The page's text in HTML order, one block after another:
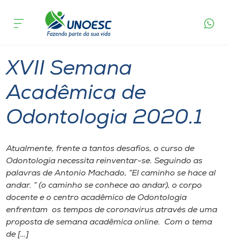
Cursos
Pesquisa
Atendimento ao Estudante
Portal de Ensino
A
Internacionalização
acontece
XVII Semana
Acadêmica de
Odontologia 2020.1
Atualmente, frente a tantos desafios, o curso de
Odontologia necessita reinventar-se. Seguindo as
palavras de Antonio Machado, “El caminho se hace al
andar. ” (o caminho se conhece ao andar), o corpo
docente e o centro acadêmico de Odontologia
enfrentam os tempos de coronavirus através de uma
proposta de semana acadêmica online. Com o tema
de […]